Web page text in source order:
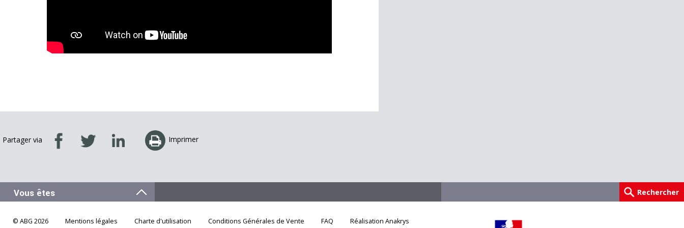
Partager via Imprimer
© ABG 2026 Mentions légales Charte d'utilisation Conditions Générales de Vente FAQ Réalisation Anakrys